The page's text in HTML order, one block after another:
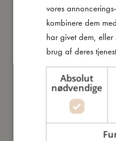
Kort om mig:
- Smart vand-tusch
- Perfekt krea-legetøj på
- 6 robuste papsider med
vores
kombinere dem
har givet dem,
brug af deres
Absolut
nødvendige